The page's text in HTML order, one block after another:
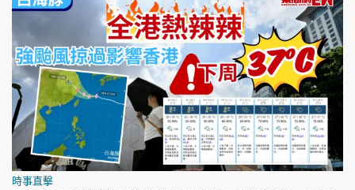
時事直擊